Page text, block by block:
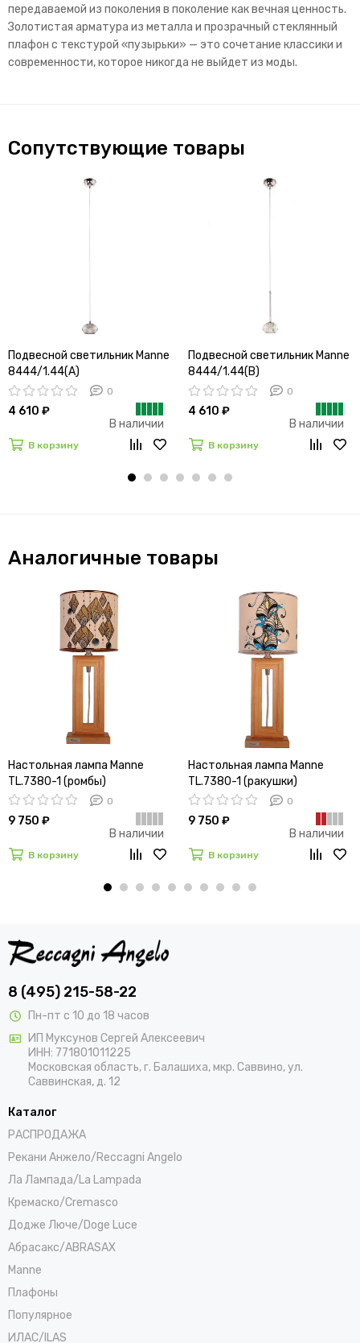
передаваемой из поколения в поколение как вечная ценность.
Золотистая арматура из металла и прозрачный стеклянный
плафон с текстурой «пузырьки» — это сочетание классики и
современности, которое никогда не выйдет из моды.
Сопутствующие товары
Подвесной светильник Manne
8444/1.44(A)
0
4 610 ₽
В наличии
В корзину
Подвесной светильник Manne
8444/1.44(B)
0
4 610 ₽
В наличии
В корзину
Аналогичные товары
Настольная лампа Manne
TL.7380-1 (ромбы)
0
9 750 ₽
В наличии
В корзину
Настольная лампа Manne
TL.7380-1 (ракушки)
0
9 750 ₽
В наличии
В корзину
8 (495) 215-58-22
Пн-пт с 10 до 18 часов
ИП Муксунов Сергей Алексеевич
ИНН: 771801011225
Московская область, г. Балашиха, мкр. Саввино, ул.
Саввинская, д. 12
Каталог
РАСПРОДАЖА
Рекани Анжело/Reccagni Angelo
Ла Лампада/La Lampada
Кремаско/Cremasco
Додже Люче/Doge Luce
Абрасакс/ABRASAX
Manne
Плафоны
Популярное
ИЛАС/ILAS